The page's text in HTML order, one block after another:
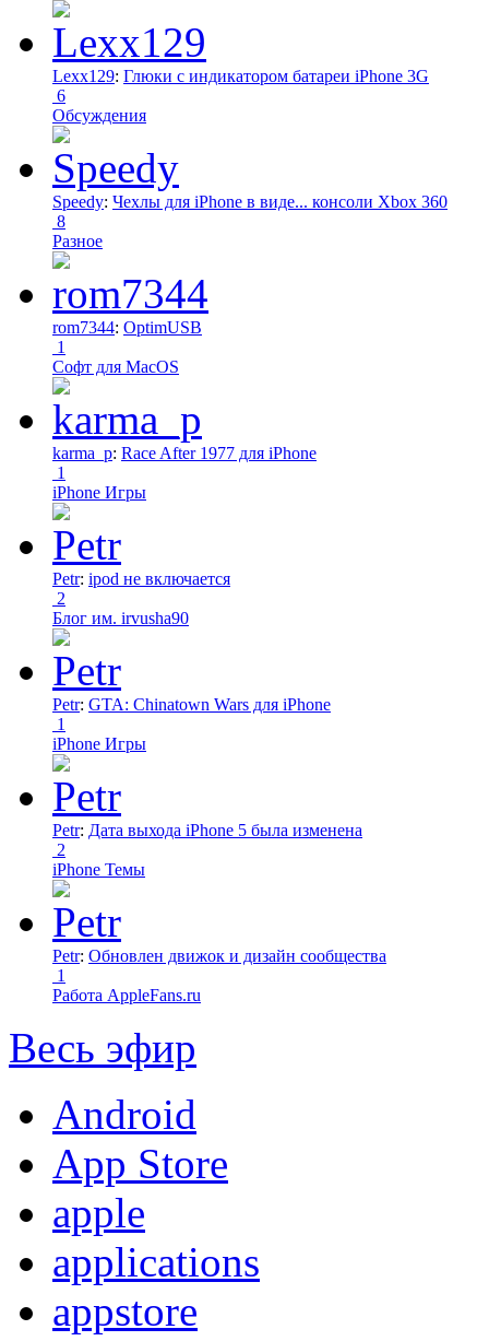
Lexx129: Глюки с индикатором батареи iPhone 3G
6
Обсуждения
Speedy: Чехлы для iPhone в виде... консоли Xbox 360
8
Разное
rom7344: OptimUSB
1
Софт для MacOS
karma_p: Race After 1977 для iPhone
1
iPhone Игры
Petr: ipod не включается
2
Блог им. irvusha90
Petr: GTA: Chinatown Wars для iPhone
1
iPhone Игры
Petr: Дата выхода iPhone 5 была изменена
2
iPhone Темы
Petr: Обновлен движок и дизайн сообщества
1
Работа AppleFans.ru
Весь эфир
Android
App Store
apple
applications
appstore